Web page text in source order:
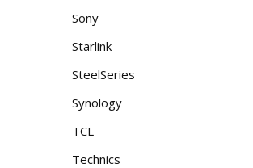
Sony
Starlink
SteelSeries
Synology
TCL
Technics